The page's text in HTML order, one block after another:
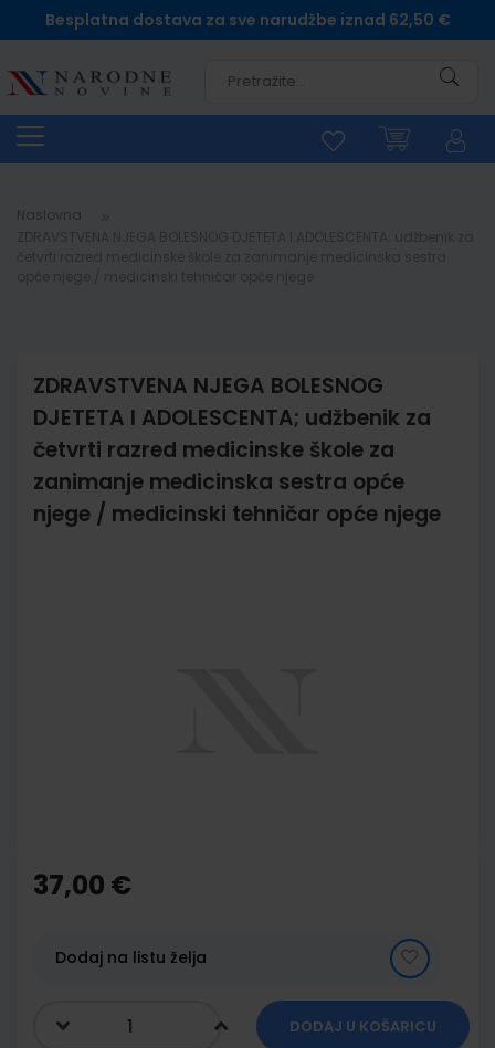
Besplatna dostava za sve narudžbe iznad 62,50 €
Naslovna
ZDRAVSTVENA NJEGA BOLESNOG
DJETETA I ADOLESCENTA; udžbenik za
četvrti razred medicinske škole za
zanimanje medicinska sestra opće
njege / medicinski tehničar opće njege
the
beginning
gallery
37,00 €
Dodaj na listu želja
DODAJ U KOŠARICU